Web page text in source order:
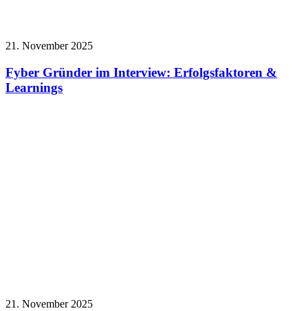
21. November 2025
Fyber Gründer im Interview: Erfolgsfaktoren &
Learnings
21. November 2025